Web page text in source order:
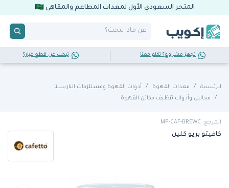
المتجر السعودي الأول لمعدات المطاعم والمقاهي
تجهز مشروع؟ تكلم معنا تبحث عن قطع غيار؟
الرئيسية معدات القهوة
أدوات القهوة ومستلزمات الباريستا
محاليل وأدوات تنظيف مكائن القهوة
المرجع: MP-CAF-BREWC
كافيتو بريو كلين